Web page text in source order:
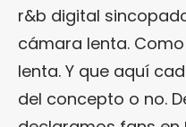
r&b digital
cámara lenta.
lenta. Y que aquí
del concepto o no.